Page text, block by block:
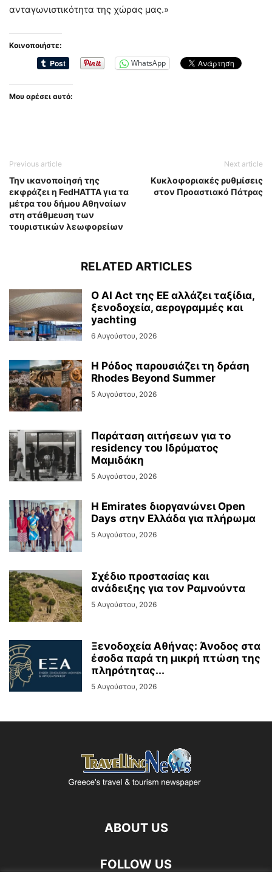
ανταγωνιστικότητα της χώρας μας.»
Κοινοποιήστε:
WhatsApp
Μου αρέσει αυτό:
Previous article
Την ικανοποίησή της
εκφράζει η FedHATTA για τα
μέτρα του δήμου Αθηναίων
στη στάθμευση των
τουριστικών λεωφορείων
Next article
Κυκλοφοριακές ρυθμίσεις
στον Προαστιακό Πάτρας
RELATED ARTICLES
Ο AI Act της ΕΕ αλλάζει ταξίδια,
ξενοδοχεία, αερογραμμές και
yachting
6 Αυγούστου, 2026
Η Ρόδος παρουσιάζει τη δράση
Rhodes Beyond Summer
5 Αυγούστου, 2026
Παράταση αιτήσεων για το
residency του Ιδρύματος
Μαμιδάκη
5 Αυγούστου, 2026
Η Emirates διοργανώνει Open
Days στην Ελλάδα για πλήρωμα
5 Αυγούστου, 2026
Σχέδιο προστασίας και
ανάδειξης για τον Ραμνούντα
5 Αυγούστου, 2026
Ξενοδοχεία Αθήνας: Άνοδος στα
έσοδα παρά τη μικρή πτώση της
πληρότητας...
5 Αυγούστου, 2026
ABOUT US
FOLLOW US